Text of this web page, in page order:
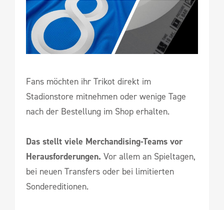
Fans möchten ihr Trikot direkt im
Stadionstore mitnehmen oder wenige Tage
nach der Bestellung im Shop erhalten.
Das stellt viele Merchandising-Teams vor
Herausforderungen. Vor allem an Spieltagen,
bei neuen Transfers oder bei limitierten
Sondereditionen.